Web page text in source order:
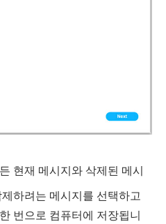
현재 메시지와 삭제된 메시
하려는 메시지를 선택하고
번으로 컴퓨터에 저장됩니